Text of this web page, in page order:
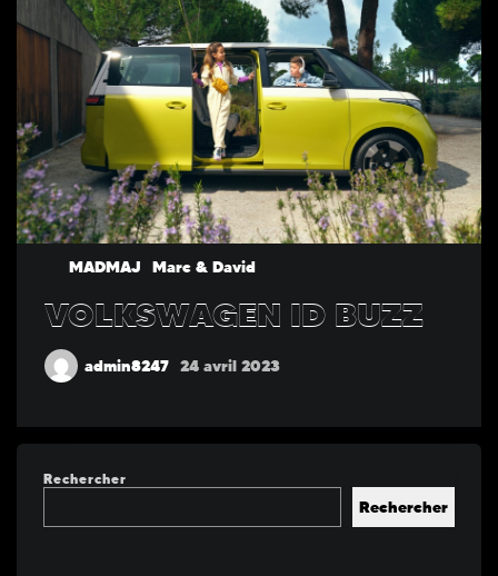
MADMAJ Marc & David
VOLKSWAGEN ID BUZZ
admin8247 24 avril 2023
Rechercher
Rechercher